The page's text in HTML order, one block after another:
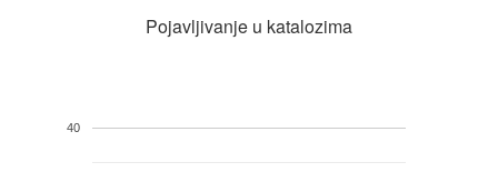
Pojavljivanje u katalozima
40